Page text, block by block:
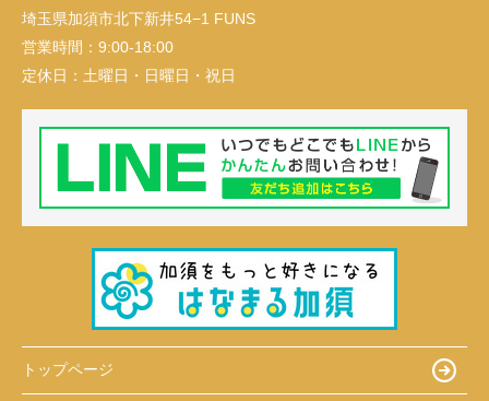
埼玉県加須市北下新井54−1 FUNS
営業時間： 9:00-18:00
定休日： 土曜日・日曜日・祝日
トップページ